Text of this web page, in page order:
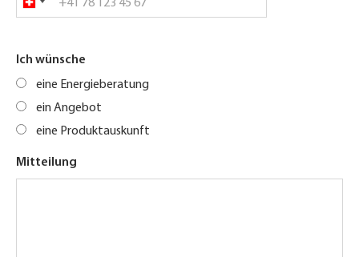
Ich wünsche
eine Energieberatung
ein Angebot
eine Produktauskunft
Mitteilung